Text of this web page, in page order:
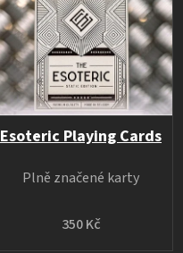
Esoteric Playing Cards
350 Kč
Plně značené karty